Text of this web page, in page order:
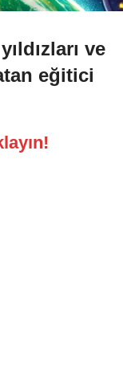
ve
eğitici